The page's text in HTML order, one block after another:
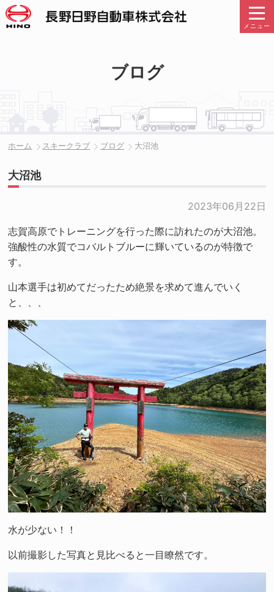
メニュー
ブログ
ホーム スキークラブ ブログ 大沼池
大沼池
2023年06月22日
志賀高原でトレーニングを行った際に訪れたのが大沼池。
強酸性の水質でコバルトブルーに輝いているのが特徴で
す。
山本選手は初めてだったため絶景を求めて進んでいく
と、、、
水が少ない！！
以前撮影した写真と見比べると一目瞭然です。